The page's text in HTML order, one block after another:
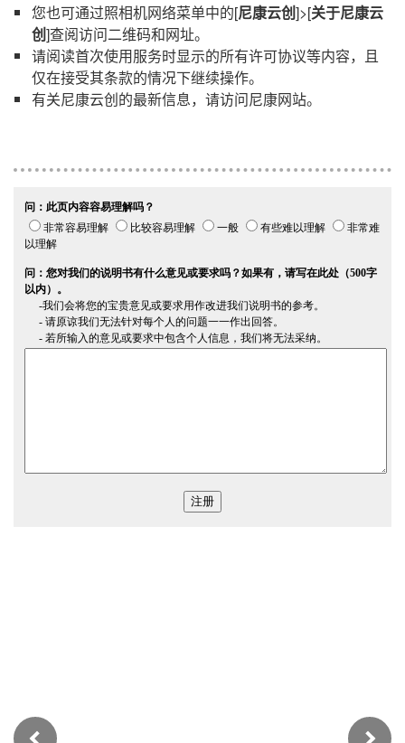
您也可通过照相机网络菜单中的[尼康云创]>[关于尼康云
创]查阅访问二维码和网址。
请阅读首次使用服务时显示的所有许可协议等内容，且
仅在接受其条款的情况下继续操作。
有关尼康云创的最新信息，请访问尼康网站。